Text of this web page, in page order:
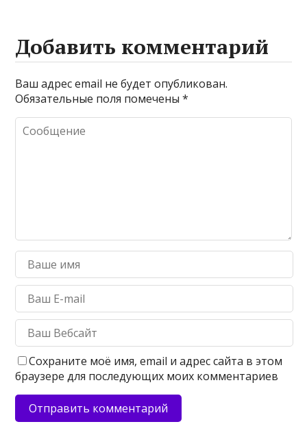
Добавить комментарий
Ваш адрес email не будет опубликован.
Обязательные поля помечены*
Сохраните моё имя, email и адрес сайта в этом
браузере для последующих моих комментариев